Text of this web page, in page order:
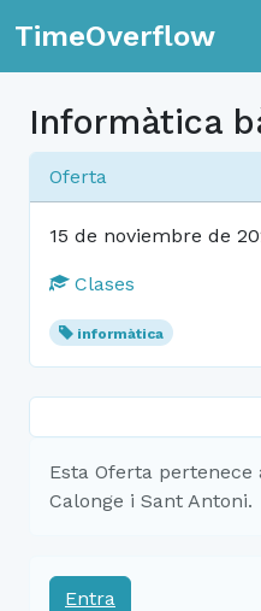
TimeOverflow
Informàtica
Oferta
15 de noviembre de
Clases
informàtica
Esta Oferta pertenece
Calonge i Sant Antoni.
Entra